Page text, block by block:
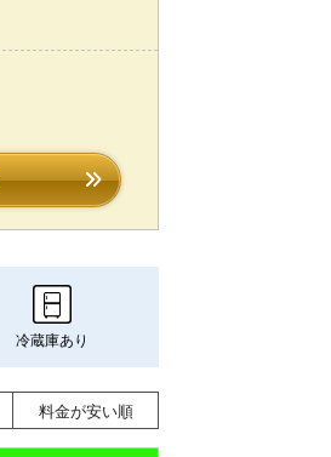
冷蔵庫あり
料金が安い順